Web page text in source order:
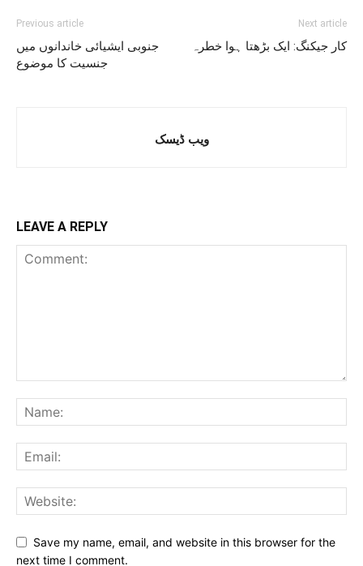
Previous article
جنوبی ایشیائی خاندانوں میں
جنسیت کا موضوع
Next article
کار جیکنگ: ایک بڑھتا ہوا خطرہ
ویب ڈیسک
LEAVE A REPLY
Save my name, email, and website in this browser for the
next time I comment.